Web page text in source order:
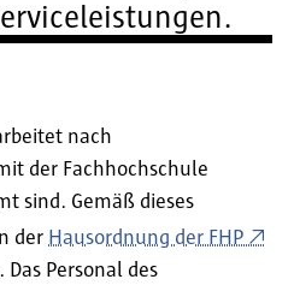
nach
der Fachhochschule
sind. Gemäß dieses
der Hausordnung der FHP
Personal des